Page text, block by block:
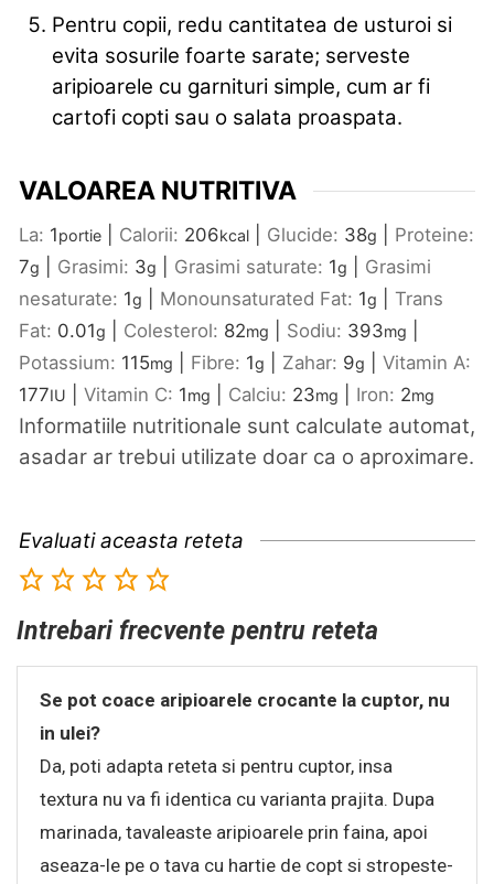
Pentru copii, redu cantitatea de usturoi si
evita sosurile foarte sarate; serveste
aripioarele cu garnituri simple, cum ar fi
cartofi copti sau o salata proaspata.
VALOAREA NUTRITIVA
La: 1portie Calorii: 206kcal Glucide: 38g
Proteine:
7g Grasimi: 3g Grasimi saturate: 1g
Grasimi
nesaturate: 1g Monounsaturated Fat: 1g
Trans
Fat: 0.01g Colesterol: 82mg Sodiu: 393mg
Potassium: 115mg Fibre: 1g Zahar: 9g
Vitamin A:
177IU Vitamin C: 1mg Calciu: 23mg Iron: 2mg
Informatiile nutritionale sunt calculate automat,
asadar ar trebui utilizate doar ca o aproximare.
Evaluati aceasta reteta
Intrebari frecvente pentru reteta
Se pot coace aripioarele crocante la cuptor, nu
in ulei?
Da, poti adapta reteta si pentru cuptor, insa
textura nu va fi identica cu varianta prajita. Dupa
marinada, tavaleaste aripioarele prin faina, apoi
aseaza-le pe o tava cu hartie de copt si stropeste-